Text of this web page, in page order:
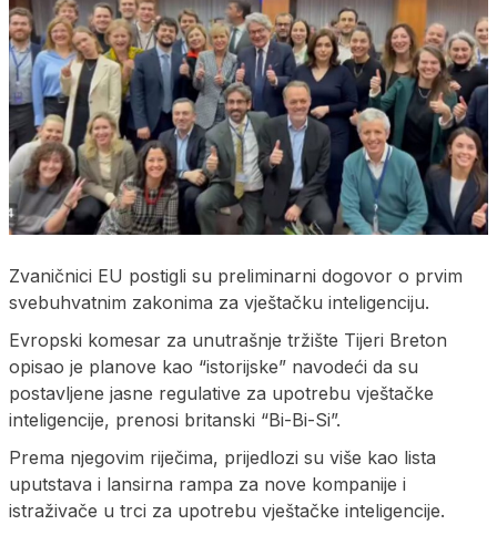
Zvaničnici EU postigli su preliminarni dogovor o prvim
svebuhvatnim zakonima za vještačku inteligenciju.
Evropski komesar za unutrašnje tržište Tijeri Breton
opisao je planove kao “istorijske” navodeći da su
postavljene jasne regulative za upotrebu vještačke
inteligencije, prenosi britanski “Bi-Bi-Si”.
Prema njegovim riječima, prijedlozi su više kao lista
uputstava i lansirna rampa za nove kompanije i
istraživače u trci za upotrebu vještačke inteligencije.